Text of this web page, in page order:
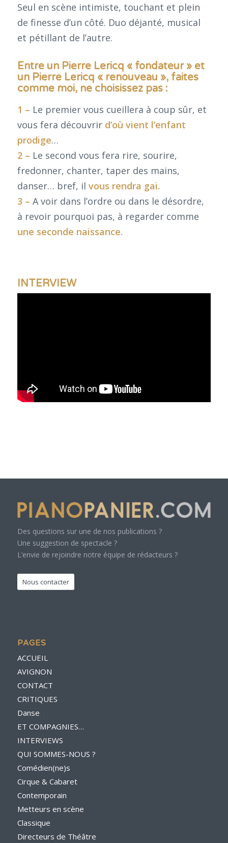
Seul en scène intimiste, touchant et plein
de finesse d’un côté. Duo déjanté, musical
et pétillant de l’autre.
Entre un Pierre Lericq « fondateur » et
un Pierre Lericq « renouveau », faites
comme moi, ne choisissez pas :
1 – Le premier vous cueillera à coup sûr, et
vous fera découvrir d’où vient l’enfant
prodige…
2 – Le second vous fera rire, sourire,
fredonner, chanter, taper des mains,
danser… bref, il vous rendra gai.
3 – A voir dans l’ordre ou dans le désordre,
à revoir pourquoi pas, à regarder comme
une seconde naissance.
INTERVIEW
Des questions sur une de nos publications ?
Une suggestion de spectacle ?
L’envie de rejoindre notre équipe de rédacteurs ?
Nous contacter
PAGES
ACCUEIL
AVIGNON
CONTACT
CRITIQUES
Danse
ET COMPAGNIES…
INTERVIEWS
QUI SOMMES-NOUS ?
Comédien(ne)s
Cirque & Cabaret
Contemporain
Metteurs en scène
Classique
Directeurs de Théâtre